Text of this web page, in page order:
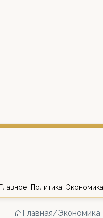
Главное Политика Экономика
Главная/Экономика